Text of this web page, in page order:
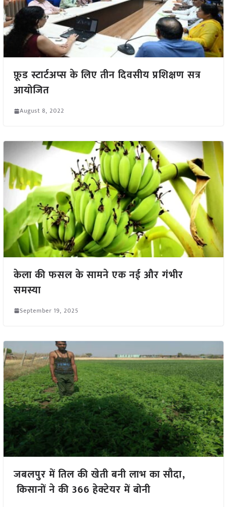
फ़ूड स्टार्टअप्स के लिए तीन दिवसीय प्रशिक्षण सत्र
आयोजित
August 8, 2022
केला की फसल के सामने एक नई और गंभीर
समस्या
September 19, 2025
जबलपुर में तिल की खेती बनी लाभ का सौदा,
किसानों ने की 366 हेक्टेयर में बोनी